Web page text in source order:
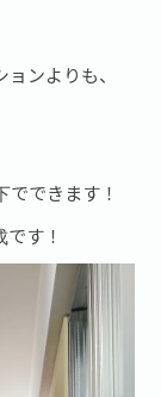
ンよりも、
できます！
す！